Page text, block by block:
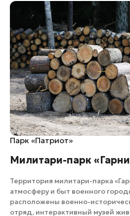
Парк «Патриот»
Милитари-парк
Территория милитари-парка
атмосферу и быт военного
расположены военно-
отряд, интерактивный музей